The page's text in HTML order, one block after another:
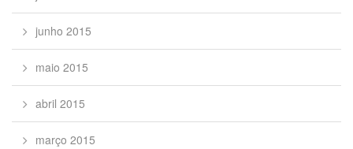
junho 2015
maio 2015
abril 2015
março 2015